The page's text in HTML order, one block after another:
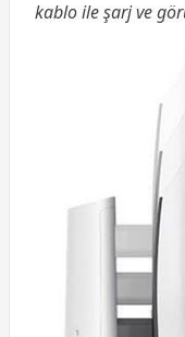
kablo ile şarj ve